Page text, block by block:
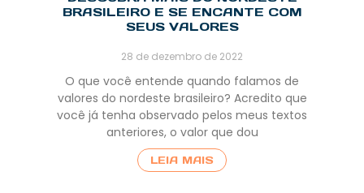
BRASILEIRO E SE ENCANTE COM
SEUS VALORES
28 de dezembro de 2022
O que você entende quando falamos de
valores do nordeste brasileiro? Acredito que
você já tenha observado pelos meus textos
anteriores, o valor que dou
LEIA MAIS